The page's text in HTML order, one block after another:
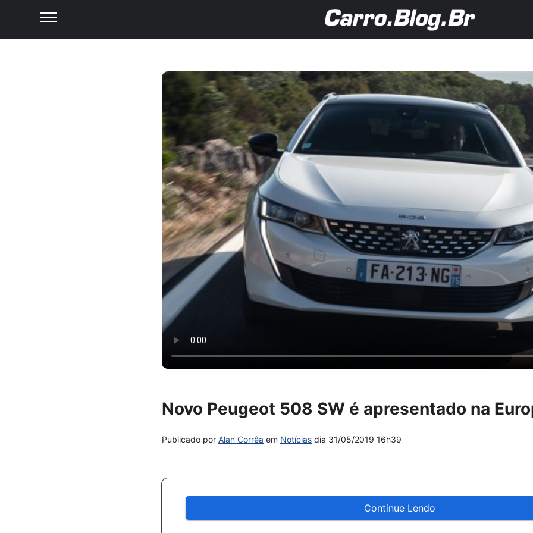
Novo Peugeot 508 SW é apresentado na
Publicado por Alan Corrêa em Notícias dia 31/05/2019 16h39
Continue Lendo